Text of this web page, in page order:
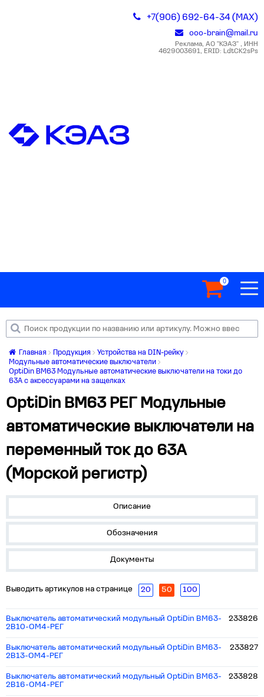
+7(906) 692-64-34 (MAX)
ooo-brain@mail.ru
Реклама, АО "КЭАЗ" , ИНН
4629003691, ERID: LdtCK2sPs
0
Главная Продукция
Устройства на DIN-рейку
Модульные автоматические выключатели
OptiDin BM63 Модульные автоматические выключатели на токи до
63А с аксессуарами на защелках
OptiDin BM63 РЕГ Модульные
автоматические выключатели на
переменный ток до 63А
(Морской регистр)
Описание
Обозначения
Документы
Выводить артикулов на странице 20 50 100
Выключатель автоматический модульный OptiDin BM63-
2B10-ОМ4-РЕГ
233826
Выключатель автоматический модульный OptiDin BM63-
2B13-ОМ4-РЕГ
233827
Выключатель автоматический модульный OptiDin BM63-
2B16-ОМ4-РЕГ
233828